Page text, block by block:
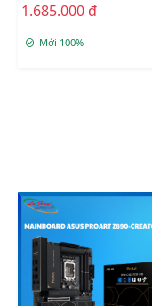
1.685.000 đ
Mới 100%